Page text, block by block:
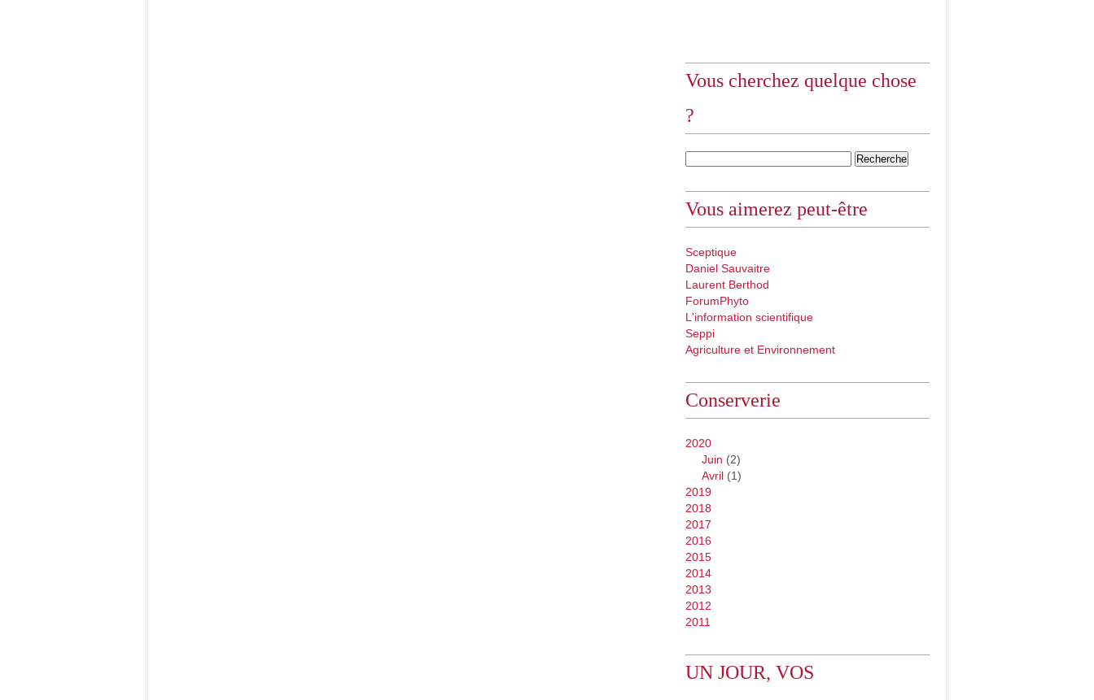
Vous cherchez quelque chose
?
Vous aimerez peut-être
Sceptique
Daniel Sauvaitre
Laurent Berthod
ForumPhyto
L'information scientifique
Seppi
Agriculture et Environnement
Conserverie
2020
Juin (2)
Avril (1)
2019
2018
2017
2016
2015
2014
2013
2012
2011
UN JOUR, VOS